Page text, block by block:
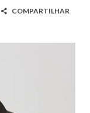
COMPARTILHAR